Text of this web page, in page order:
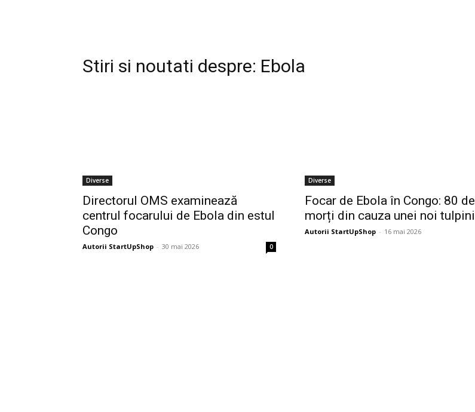
Stiri si noutati despre: Ebola
Diverse
Directorul OMS examinează
centrul focarului de Ebola din estul
Congo
Autorii StartUpShop - 30 mai 2026 0
Diverse
Focar de Ebola în Congo: 80 de
morți din cauza unei noi tulpini
Autorii StartUpShop - 16 mai 2026